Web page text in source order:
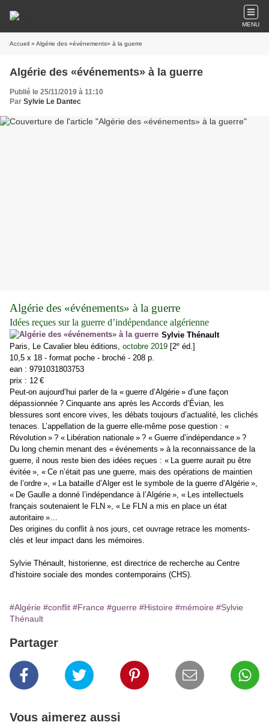
MENU
Accueil » Algérie des «événements» à la guerre
Algérie des «événements» à la guerre
Publié le 25/11/2019 à 11:10
Par Sylvie Le Dantec
Algérie des «événements» à la guerre
Idées reçues sur la guerre d’indépendance algérienne
Sylvie Thénault
Paris, Le Cavalier bleu éditions, octobre 2019 [2e éd.]
10,5 x 18 - format poche - broché - 208 p.
ean : 9791031803753
prix : 12 €
Peut-on aujourd’hui parler de la « guerre d’Algérie » d’une façon
dépassionnée ? Cinquante ans après les Accords d’Évian, les
blessures sont encore vives, les débats toujours d’actualité, les clichés
tenaces. L’appellation de la guerre elle-même pose question : «
Révolution » ? « Libération nationale » ? « Guerre d’indépendance » ?
Du long chemin menant des « événements » à la reconnaissance de la
guerre, il nous reste bien des idées reçues : « La guerre aurait pu être
évitée », « Ce n’était pas une guerre, mais des opérations de maintien
de l’ordre », « La bataille d’Alger est le symbole de la guerre d’Algérie »,
« De Gaulle a donné l’indépendance à l’Algérie », « Les intellectuels
français soutenaient le FLN », « Le FLN a mis en place un état
autoritaire »…
Des origines du conflit à nos jours, cet ouvrage retrace les moments-
clés et leur impact dans les mémoires.
Sylvie Thénault, historienne, est directrice de recherche au Centre
d’histoire sociale des mondes contemporains (CHS).
#Algérie #conflit #France #guerre #Histoire #mémoire #Sylvie
Thénault
Partager
Vous aimerez aussi